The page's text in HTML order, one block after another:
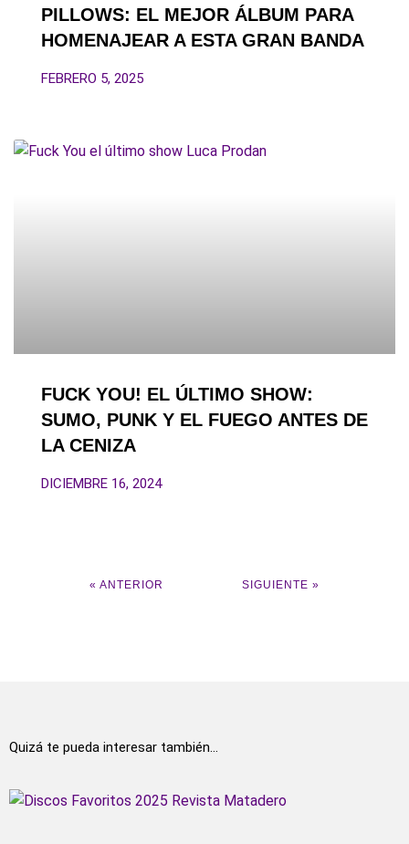
PILLOWS: EL MEJOR ÁLBUM PARA
HOMENAJEAR A ESTA GRAN BANDA
FEBRERO 5, 2025
FUCK YOU! EL ÚLTIMO SHOW:
SUMO, PUNK Y EL FUEGO ANTES DE
LA CENIZA
DICIEMBRE 16, 2024
« ANTERIOR SIGUIENTE »
Quizá te pueda interesar también…